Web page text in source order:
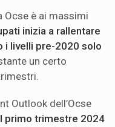
Ocse è ai massimi
inizia a rallentare
i livelli pre-2020 solo
un certo
Outlook dell’Ocse
primo trimestre 2024